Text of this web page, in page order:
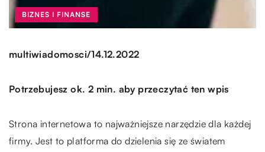
BIZNES I FINANSE
multiwiadomosci/14.12.2022
Potrzebujesz ok. 2 min. aby przeczytać ten wpis
Strona internetowa to najważniejsze narzędzie dla każdej
firmy. Jest to platforma do dzielenia się ze światem